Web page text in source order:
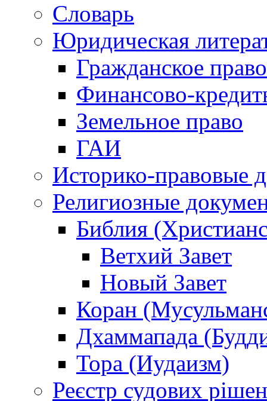
Словарь
Юридическая
Гражданское право
Финансово-
Земельное право
ГАИ
Историко-правовые
Религиозные
Библия
Ветхий Завет
Новый Завет
Коран
Дхаммапада
Тора (Иудаизм)
Реєстр судових